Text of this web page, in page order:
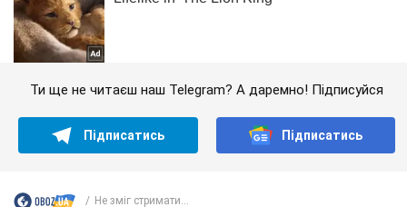
Ти ще не читаєш наш Telegram? А даремно! Підписуйся
Підписатись Підписатись
Не зміг стримати...